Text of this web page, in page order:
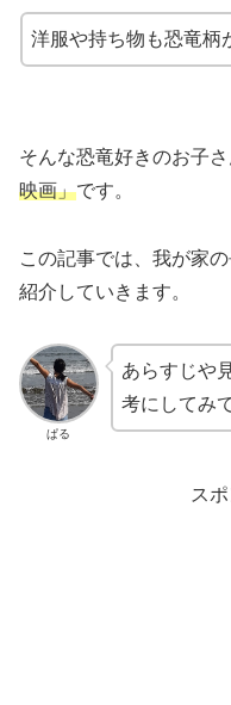
洋服や持ち物も恐竜柄
そんな恐竜好きのお子
映画」です。
この記事では、我が家
紹介していきます。
ぱる
あらすじや
考にしてみ
ス